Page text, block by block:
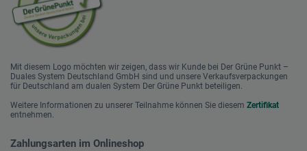
Mit diesem Logo möchten wir zeigen, dass wir Kunde bei Der Grüne Punkt –
Duales System Deutschland GmbH sind und unsere Verkaufsverpackungen
für Deutschland am dualen System Der Grüne Punkt beteiligen.
Weitere Informationen zu unserer Teilnahme können Sie diesem Zertifikat
entnehmen.
Zahlungsarten im Onlineshop